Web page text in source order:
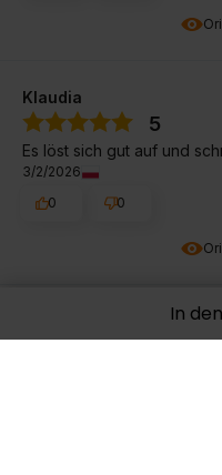
In
Klaudia
5
Es löst sich gut auf und
3/2/2026
0
0
5